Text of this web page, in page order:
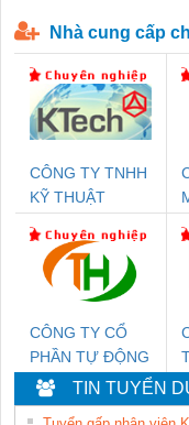
Nhà cung cấp
CÔNG TY TNHH
KỸ THUẬT
NAM
CÔNG TY CỔ
PHẦN TỰ ĐỘNG
TIẾN HƯNG
TIN TUYỂN